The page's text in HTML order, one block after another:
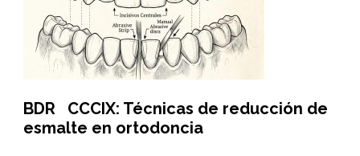
BDR CCCIX: Técnicas de reducción de
esmalte en ortodoncia